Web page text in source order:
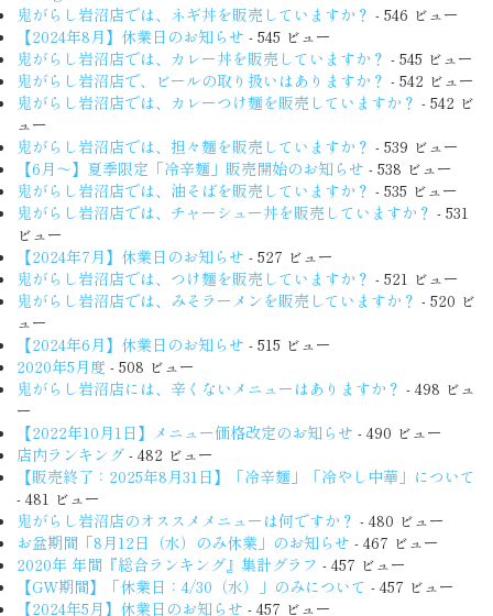
鬼がらし岩沼店では、ネギ丼を販売していますか？ - 546 ビュー
【2024年8月】休業日のお知らせ - 545 ビュー
鬼がらし岩沼店では、カレー丼を販売していますか？ - 545 ビュー
鬼がらし岩沼店で、ビールの取り扱いはありますか？ - 542 ビュー
鬼がらし岩沼店では、カレーつけ麺を販売していますか？ - 542 ビ
ュー
鬼がらし岩沼店では、担々麺を販売していますか？ - 539 ビュー
【6月〜】夏季限定「冷辛麺」販売開始のお知らせ - 538 ビュー
鬼がらし岩沼店では、油そばを販売していますか？ - 535 ビュー
鬼がらし岩沼店では、チャーシュー丼を販売していますか？ - 531
ビュー
【2024年7月】休業日のお知らせ - 527 ビュー
鬼がらし岩沼店では、つけ麺を販売していますか？ - 521 ビュー
鬼がらし岩沼店では、みそラーメンを販売していますか？ - 520 ビ
ュー
【2024年6月】休業日のお知らせ - 515 ビュー
2020年5月度 - 508 ビュー
鬼がらし岩沼店には、辛くないメニューはありますか？ - 498 ビュ
ー
【2022年10月1日】メニュー価格改定のお知らせ - 490 ビュー
店内ランキング - 482 ビュー
【販売終了：2025年8月31日】「冷辛麺」「冷やし中華」について
- 481 ビュー
鬼がらし岩沼店のオススメメニューは何ですか？ - 480 ビュー
お盆期間「8月12日（水）のみ休業」のお知らせ - 467 ビュー
2020年 年間『総合ランキング』集計グラフ - 457 ビュー
【GW期間】「休業日：4/30（水）」のみについて - 457 ビュー
【2024年5月】休業日のお知らせ - 457 ビュー